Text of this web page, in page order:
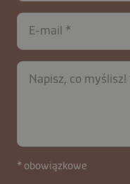
E-mail
Napisz, co myślisz!
* obowiązkowe